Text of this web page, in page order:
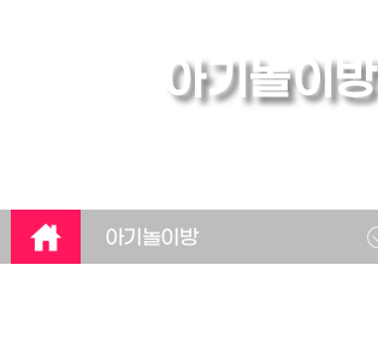
아기놀이방
아기놀이방